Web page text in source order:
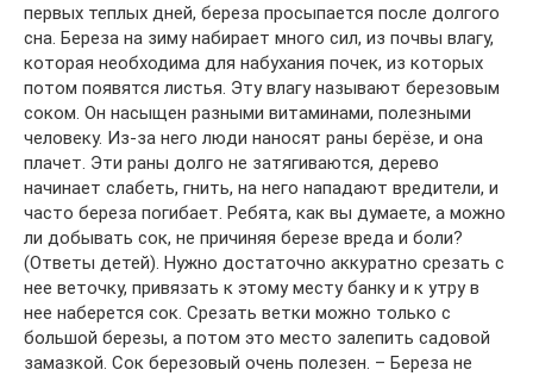
первых теплых дней, береза просыпается после долгого
сна. Береза на зиму набирает много сил, из почвы влагу,
которая необходима для набухания почек, из которых
потом появятся листья. Эту влагу называют березовым
соком. Он насыщен разными витаминами, полезными
человеку. Из-за него люди наносят раны берёзе, и она
плачет. Эти раны долго не затягиваются, дерево
начинает слабеть, гнить, на него нападают вредители, и
часто береза погибает. Ребята, как вы думаете, а можно
ли добывать сок, не причиняя березе вреда и боли?
(Ответы детей). Нужно достаточно аккуратно срезать с
нее веточку, привязать к этому месту банку и к утру в
нее наберется сок. Срезать ветки можно только с
большой березы, а потом это место залепить садовой
замазкой. Сок березовый очень полезен. – Береза не